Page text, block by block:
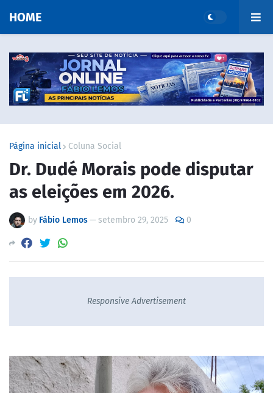
HOME
Página inicial Coluna Social
Dr. Dudé Morais pode disputar
as eleições em 2026.
by Fábio Lemos— setembro 29, 2025 0
Responsive Advertisement